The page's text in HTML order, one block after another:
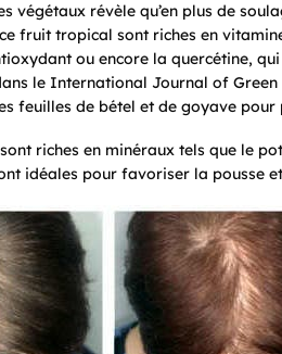
végétaux révèle qu’en plus de
fruit tropical sont riches en
ou encore la quercétine,
le International Journal of
feuilles de bétel et de goyave
riches en minéraux tels que le
idéales pour favoriser la pousse